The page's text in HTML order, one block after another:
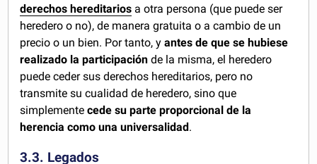
derechos hereditarios a otra persona (que puede ser
heredero o no), de manera gratuita o a cambio de un
precio o un bien. Por tanto, yantes de que se hubiese
realizado la participación de la misma, el heredero
puede ceder sus derechos hereditarios, pero no
transmite su cualidad de heredero, sino que
simplementecede su parte proporcional de la
herencia como una universalidad .
3.3. Legados